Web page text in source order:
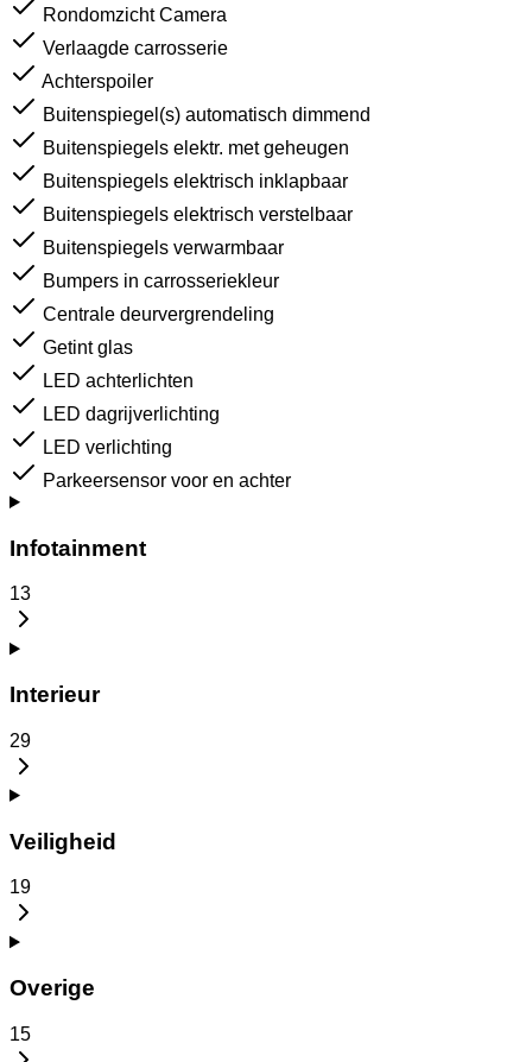
Rondomzicht Camera
Verlaagde carrosserie
Achterspoiler
Buitenspiegel(s) automatisch dimmend
Buitenspiegels elektr. met geheugen
Buitenspiegels elektrisch inklapbaar
Buitenspiegels elektrisch verstelbaar
Buitenspiegels verwarmbaar
Bumpers in carrosseriekleur
Centrale deurvergrendeling
Getint glas
LED achterlichten
LED dagrijverlichting
LED verlichting
Parkeersensor voor en achter
Infotainment
13
Interieur
29
Veiligheid
19
Overige
15